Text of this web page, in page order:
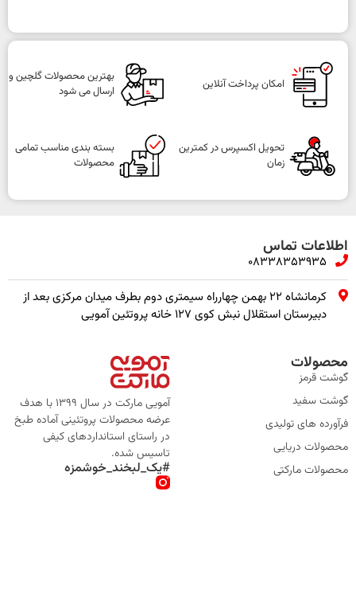
امکان پرداخت آنلاین
بهترین محصولات گلچین و
ارسال می شود
تحویل اکسپرس در کمترین
زمان
بسته بندی مناسب تمامی
محصولات
اطلاعات تماس
08338353935
کرمانشاه ۲۲ بهمن چهارراه سیمتری دوم بطرف میدان مرکزی بعد از
دبیرستان استقلال نبش کوی ۱۲۷ خانه پروتئین آمویی
محصولات
گوشت قرمز
گوشت سفید
فرآورده های تولیدی
محصولات دریایی
محصولات مارکتی
آمویی مارکت در سال 1399 با هدف
عرضه محصولات پروتئینی آماده طبخ
در راستای استانداردهای کیفی
تاسیس شده.
#یک_لبخند_خوشمزه